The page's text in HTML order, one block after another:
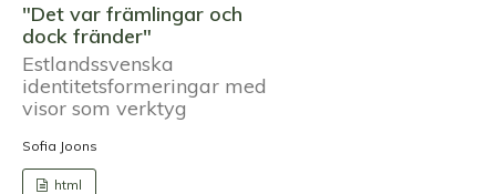
"Det var främlingar och
dock fränder"
Estlandssvenska
identitetsformeringar med
visor som verktyg
Sofia Joons
html